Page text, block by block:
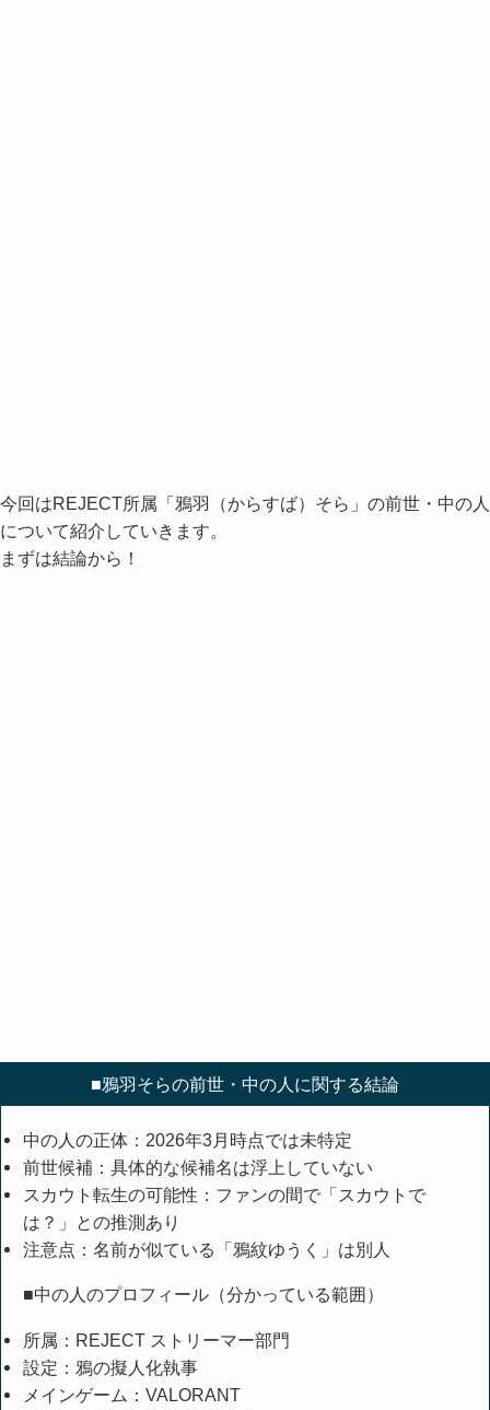
今回はREJECT所属「鴉羽（からすば）そら」の前世・中の人
について紹介していきます。
まずは結論から！
■鴉羽そらの前世・中の人に関する結論
中の人の正体：2026年3月時点では未特定
前世候補：具体的な候補名は浮上していない
スカウト転生の可能性：ファンの間で「スカウトで
は？」との推測あり
注意点：名前が似ている「鴉紋ゆうく」は別人
■中の人のプロフィール（分かっている範囲）
所属：REJECT ストリーマー部門
設定：鴉の擬人化執事
メインゲーム：VALORANT